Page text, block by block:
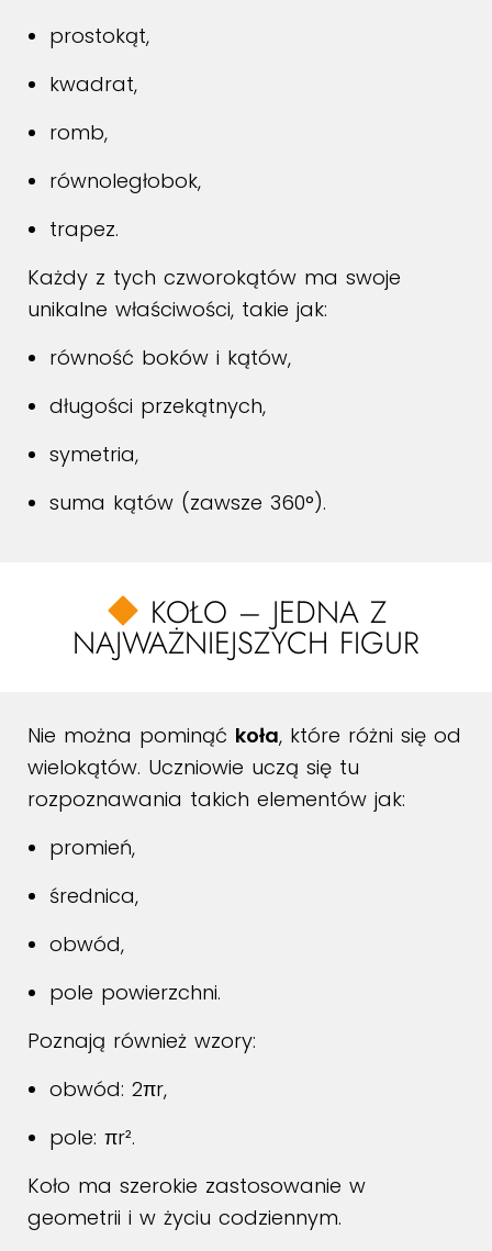
prostokąt,
kwadrat,
romb,
równoległobok,
trapez.
Każdy z tych czworokątów ma swoje
unikalne właściwości, takie jak:
równość boków i kątów,
długości przekątnych,
symetria,
suma kątów (zawsze 360°).
KOŁO – JEDNA Z
NAJWAŻNIEJSZYCH FIGUR
Nie można pominąć koła, które różni się od
wielokątów. Uczniowie uczą się tu
rozpoznawania takich elementów jak:
promień,
średnica,
obwód,
pole powierzchni.
Poznają również wzory:
obwód: 2πr,
pole: πr².
Koło ma szerokie zastosowanie w
geometrii i w życiu codziennym.